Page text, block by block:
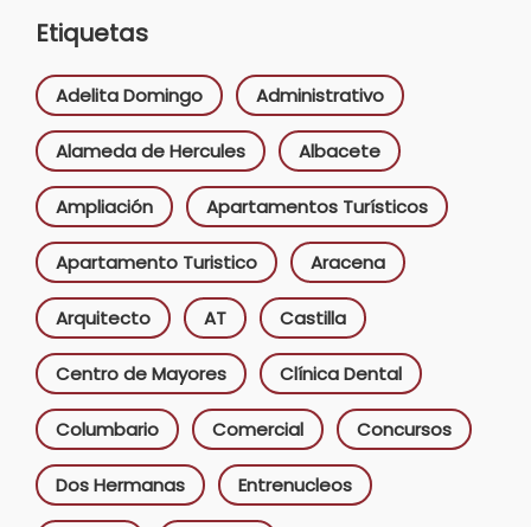
Etiquetas
Adelita Domingo Administrativo
Alameda de Hercules Albacete
Ampliación Apartamentos Turísticos
Apartamento Turistico Aracena
Arquitecto AT Castilla
Centro de Mayores Clínica Dental
Columbario Comercial Concursos
Dos Hermanas Entrenucleos